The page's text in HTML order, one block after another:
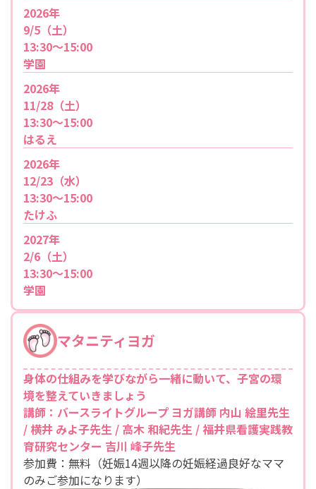
2026年
9/5（土）
13:30～15:00
学園
2026年
11/28（土）
13:30～15:00
はるえ
2026年
12/23（水）
13:30～15:00
たけふ
2027年
2/6（土）
13:30～15:00
学園
マタニティヨガ
身体の仕組みを学びながら一緒に動いて、子宮の環
境を整えていきましょう
講師：バースライトグループ ヨガ講師 内山 絵里先生
/ 横井 みよ子先生 / 高木 和紀先生 / 福井県看護実践教
育研究センター 吉川 峰子先生
参加費：無料（妊娠14週以降の妊娠経過良好なママ
のみご参加になります）